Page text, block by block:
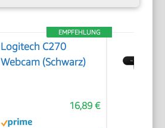
EMPFEHLUNG
Logitech C270
Webcam (Schwarz)
16,89 €